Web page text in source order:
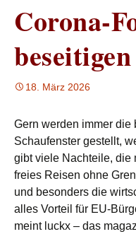
Corona-
beseitigen
18. März 2026
Gern werden immer
Schaufenster gestellt,
gibt viele Nachteile, die
freies Reisen ohne
und besonders die
alles Vorteil für EU-
meint luckx – das